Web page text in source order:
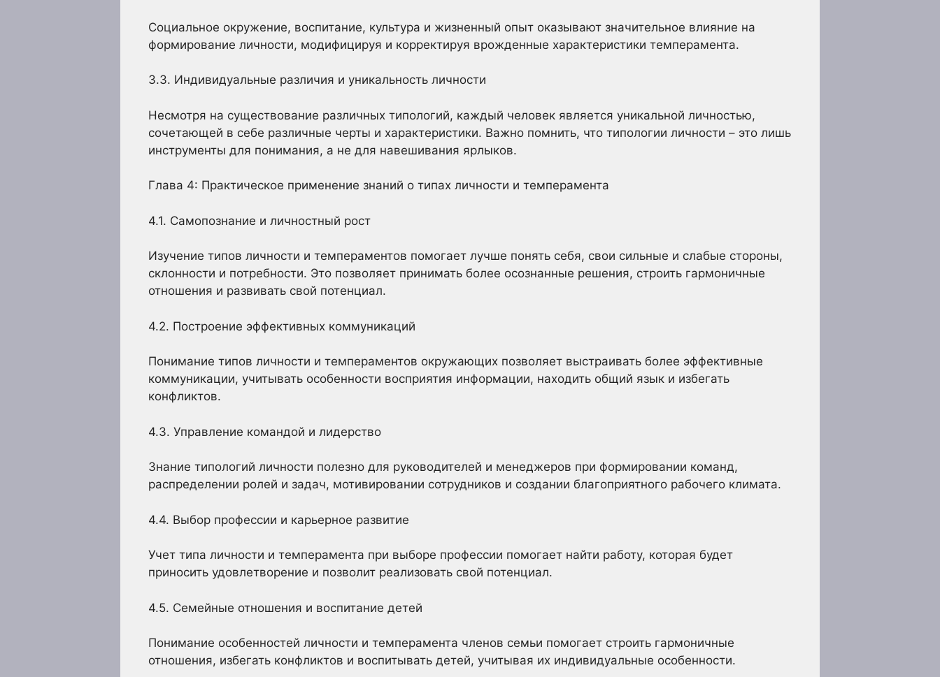
Социальное окружение, воспитание, культура и жизненный опыт оказывают значительное влияние на
формирование личности, модифицируя и корректируя врожденные характеристики темперамента.
3.3. Индивидуальные различия и уникальность личности
Несмотря на существование различных типологий, каждый человек является уникальной личностью,
сочетающей в себе различные черты и характеристики. Важно помнить, что типологии личности – это лишь
инструменты для понимания, а не для навешивания ярлыков.
Глава 4: Практическое применение знаний о типах личности и темперамента
4.1. Самопознание и личностный рост
Изучение типов личности и темпераментов помогает лучше понять себя, свои сильные и слабые стороны,
склонности и потребности. Это позволяет принимать более осознанные решения, строить гармоничные
отношения и развивать свой потенциал.
4.2. Построение эффективных коммуникаций
Понимание типов личности и темпераментов окружающих позволяет выстраивать более эффективные
коммуникации, учитывать особенности восприятия информации, находить общий язык и избегать
конфликтов.
4.3. Управление командой и лидерство
Знание типологий личности полезно для руководителей и менеджеров при формировании команд,
распределении ролей и задач, мотивировании сотрудников и создании благоприятного рабочего климата.
4.4. Выбор профессии и карьерное развитие
Учет типа личности и темперамента при выборе профессии помогает найти работу, которая будет
приносить удовлетворение и позволит реализовать свой потенциал.
4.5. Семейные отношения и воспитание детей
Понимание особенностей личности и темперамента членов семьи помогает строить гармоничные
отношения, избегать конфликтов и воспитывать детей, учитывая их индивидуальные особенности.